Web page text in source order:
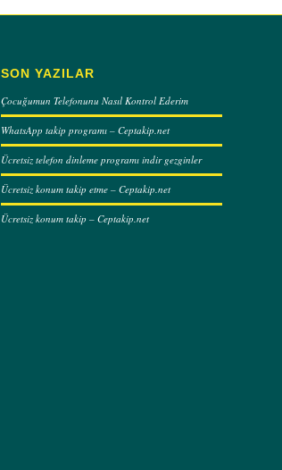
SON YAZILAR
Çocuğumun Telefonunu Nasıl Kontrol Ederim
WhatsApp takip programı – Ceptakip.net
Ücretsiz telefon dinleme programı indir gezginler
Ücretsiz konum takip etme – Ceptakip.net
Ücretsiz konum takip – Ceptakip.net